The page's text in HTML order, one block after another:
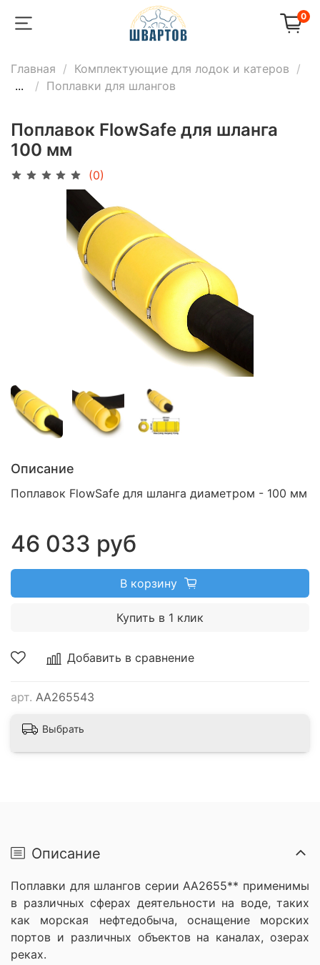
0
Главная
Комплектующие для лодок и катеров
...
Поплавки для шлангов
Поплавок FlowSafe для шланга
100 мм
(0)
Добавить в сравнение
арт. AA265543
Описание
Поплавок FlowSafe для шланга диаметром - 100 мм
46 033 руб
В корзину
Купить в 1 клик
Выбрать
Описание
Поплавки для шлангов серии АА2655** применимы
в различных сферах деятельности на воде, таких
как морская нефтедобыча, оснащение морских
портов и различных объектов на каналах, озерах
реках.